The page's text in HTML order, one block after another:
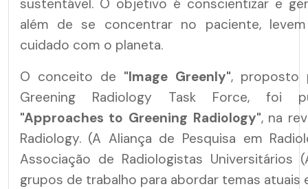
sustentável. O objetivo é conscientizar e
além de se concentrar no paciente,
cuidado com o planeta.
O conceito de "Image Greenly", proposto
Greening Radiology Task Force, foi
"Approaches to Greening Radiology", na
Radiology. (A Aliança de Pesquisa em
Associação de Radiologistas Universitários
grupos de trabalho para abordar temas atuais